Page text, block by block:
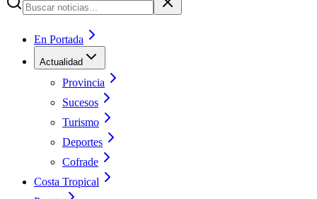
En Portada
Actualidad
Provincia
Sucesos
Turismo
Deportes
Cofrade
Costa Tropical